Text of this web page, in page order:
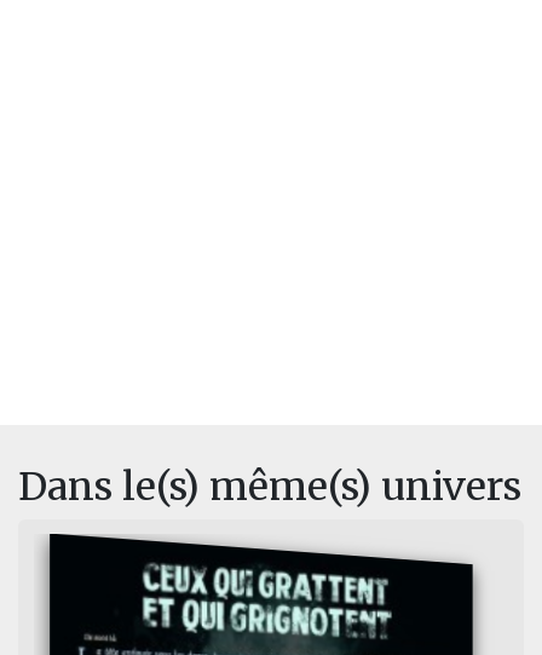
Dans le(s) même(s) univers